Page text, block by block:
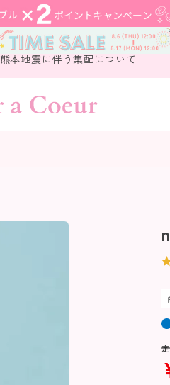
熊本地震に伴う集配について